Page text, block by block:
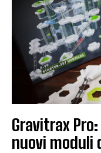
Gravitrax
nuovi moduli